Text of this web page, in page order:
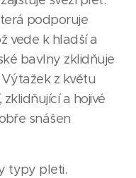
podporuje
vede k hladší a
bavlny zklidňuje
z květu
a hojivé
snášen
typy pleti.